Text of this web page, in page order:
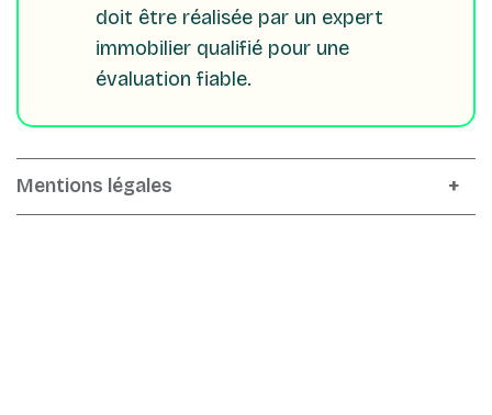
doit être réalisée par un expert
immobilier qualifié pour une
évaluation fiable.
Mentions légales